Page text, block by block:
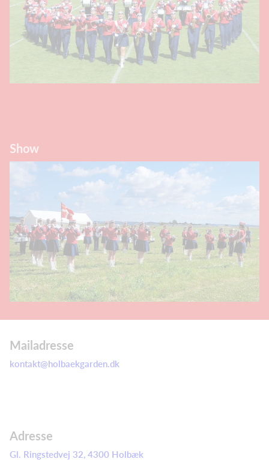
Show
Mailadresse
kontakt@holbaekgarden.dk
Adresse
Gl. Ringstedvej 32, 4300 Holbæk